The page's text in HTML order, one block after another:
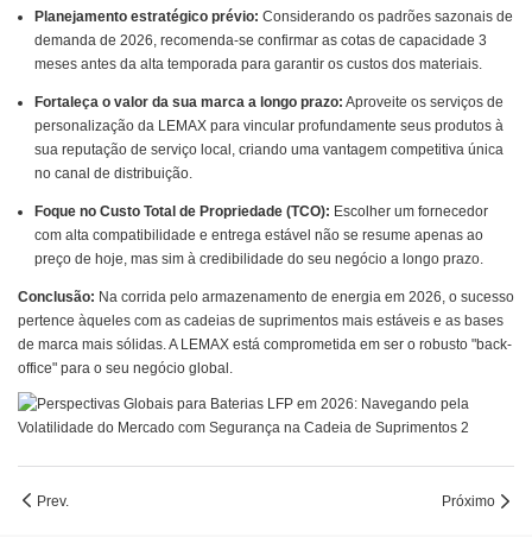
Planejamento estratégico prévio: Considerando os padrões sazonais de
demanda de 2026, recomenda-se confirmar as cotas de capacidade 3
meses antes da alta temporada para garantir os custos dos materiais.
Fortaleça o valor da sua marca a longo prazo: Aproveite os serviços de
personalização da LEMAX para vincular profundamente seus produtos à
sua reputação de serviço local, criando uma vantagem competitiva única
no canal de distribuição.
Foque no Custo Total de Propriedade (TCO): Escolher um fornecedor
com alta compatibilidade e entrega estável não se resume apenas ao
preço de hoje, mas sim à credibilidade do seu negócio a longo prazo.
Conclusão: Na corrida pelo armazenamento de energia em 2026, o sucesso
pertence àqueles com as cadeias de suprimentos mais estáveis ​​e as bases
de marca mais sólidas. A LEMAX está comprometida em ser o robusto "back-
office" para o seu negócio global.
Prev. Próximo